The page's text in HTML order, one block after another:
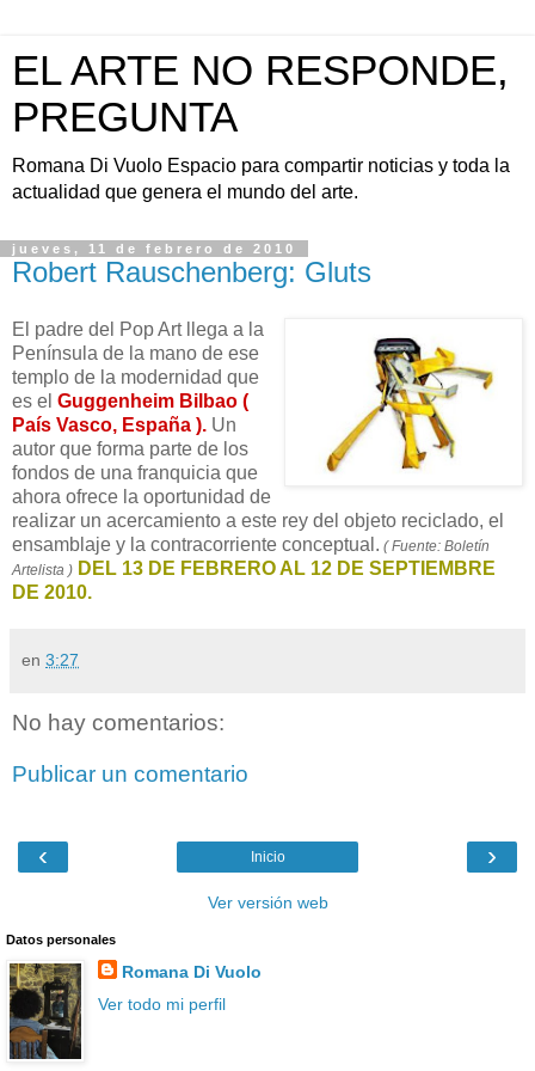
EL ARTE NO RESPONDE,
PREGUNTA
Romana Di Vuolo Espacio para compartir noticias y toda la
actualidad que genera el mundo del arte.
jueves, 11 de febrero de 2010
Robert Rauschenberg: Gluts
El padre del Pop Art llega a la
Península de la mano de ese
templo de la modernidad que
es el Guggenheim Bilbao (
País Vasco, España ). Un
autor que forma parte de los
fondos de una franquicia que
ahora ofrece la oportunidad de
realizar un acercamiento a este rey del objeto reciclado, el
ensamblaje y la contracorriente conceptual. ( Fuente: Boletín
Artelista ) DEL 13 DE FEBRERO AL 12 DE SEPTIEMBRE
DE 2010.
en 3:27
No hay comentarios:
Publicar un comentario
‹ ›
Inicio
Ver versión web
Datos personales
Romana Di Vuolo
Ver todo mi perfil